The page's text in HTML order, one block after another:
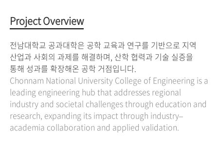
Project Overview
전남대학교 공과대학은 공학 교육과 연구를 기반으로 지역
산업과 사회의 과제를 해결하며, 산학 협력과 기술 실증을
통해 성과를 확장해온 공학 거점입니다.
Chonnam National University College of Engineering is a
leading engineering hub that addresses regional
industry and societal challenges through education and
research, expanding its impact through industry–
academia collaboration and applied validation.